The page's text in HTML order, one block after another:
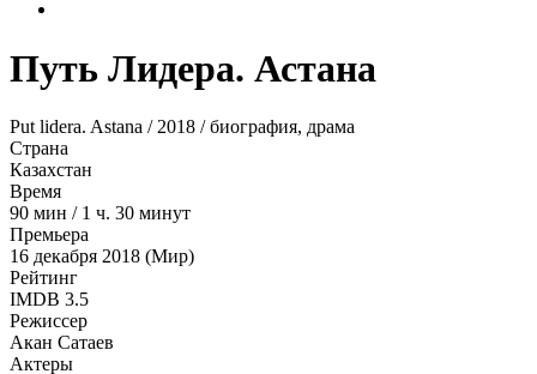
Путь Лидера. Астана
Put lidera. Astana / 2018 / биография, драма
Страна
Казахстан
Время
90 мин / 1 ч. 30 минут
Премьера
16 декабря 2018 (Мир)
Рейтинг
IMDB 3.5
Режиссер
Акан Сатаев
Актеры